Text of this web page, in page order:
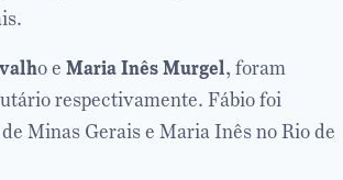
o e Maria Inês Murgel, foram
respectivamente. Fábio foi
Minas Gerais e Maria Inês no Rio de